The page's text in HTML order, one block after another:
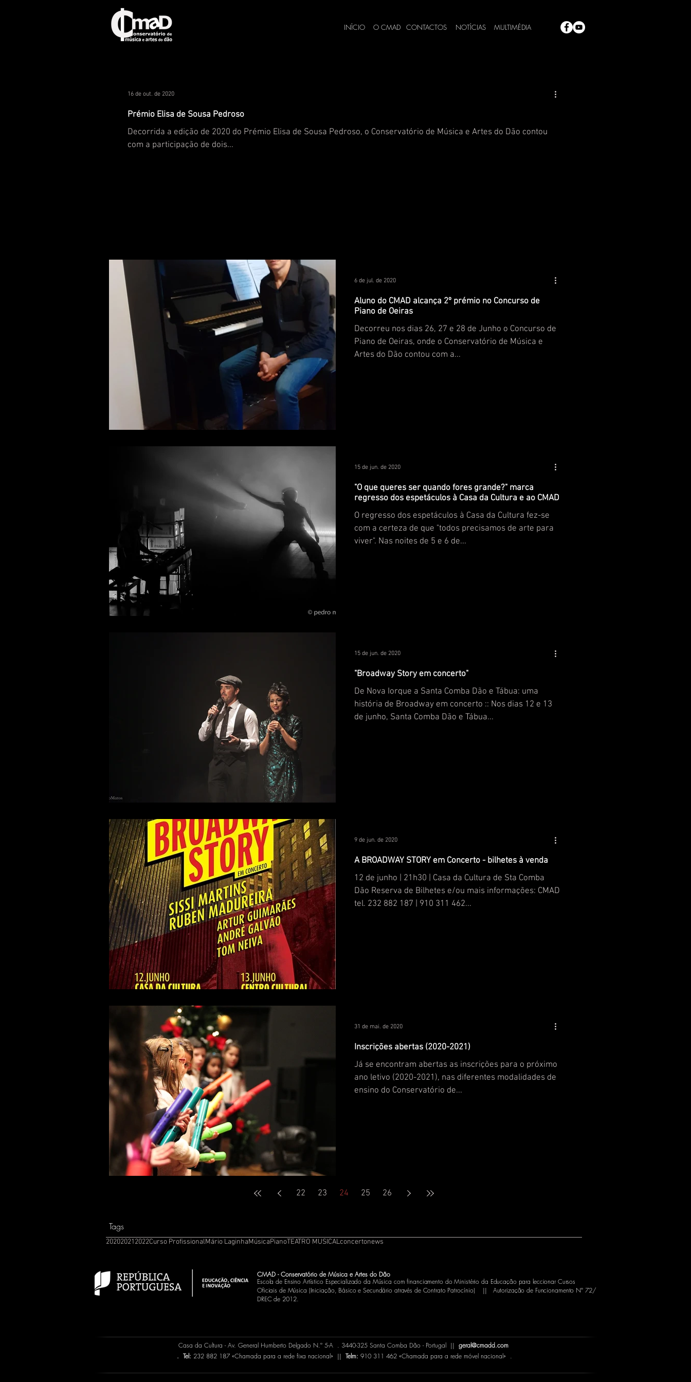
INÍCIO O CMAD CONTACTOS NOTÍCIAS MULTIMÉDIA
Prémio Elisa de Sousa Pedroso
Decorrida a edição de 2020 do Prémio Elisa de Sousa Pedroso, o Conservatório de Música e Artes do Dão contou
com a participação de dois...
16 de out. de 2020
Aluno do CMAD alcança 2º prémio no Concurso de
Piano de Oeiras
Decorreu nos dias 26, 27 e 28 de Junho o Concurso de
Piano de Oeiras, onde o Conservatório de Música e
Artes do Dão contou com a...
6 de jul. de 2020
"O que queres ser quando fores grande?" marca
regresso dos espetáculos à Casa da Cultura e ao CMAD
O regresso dos espetáculos à Casa da Cultura fez-se
com a certeza de que "todos precisamos de arte para
viver". Nas noites de 5 e 6 de...
15 de jun. de 2020
"Broadway Story em concerto"
De Nova Iorque a Santa Comba Dão e Tábua: uma
história de Broadway em concerto :: Nos dias 12 e 13
de junho, Santa Comba Dão e Tábua...
15 de jun. de 2020
A BROADWAY STORY em Concerto - bilhetes à venda
12 de junho | 21h30 | Casa da Cultura de Sta Comba
Dão Reserva de Bilhetes e/ou mais informações: CMAD
tel. 232 882 187 | 910 311 462...
9 de jun. de 2020
Inscrições abertas (2020-2021)
Já se encontram abertas as inscrições para o próximo
ano letivo (2020-2021), nas diferentes modalidades de
ensino do Conservatório de...
31 de mai. de 2020
22 23 24 25 26
Tags
202020212022Curso ProfissionalMário LaginhaMúsicaPianoTEATRO MUSICALconcertonews
CMAD - Conservatório de Música e Artes do Dão
Escola de Ensino Artístico Especializado da Música com financiamento do Ministério da Educação para leccionar Cursos
Oficiais de Música (Iniciação, Básico e Secundário através de Contrato Patrocínio) || Autorização de Funcionamento Nº 72/
DREC de 2012.
Casa da Cultura - Av. General Humberto Delgado N.º 5-A . 3440-325 Santa Comba Dão - Portugal || geral@cmadd.com
. Tel: 232 882 187 «Chamada para a rede fixa nacional» || Telm: 910 311 462 «Chamada para a rede móvel nacional» .